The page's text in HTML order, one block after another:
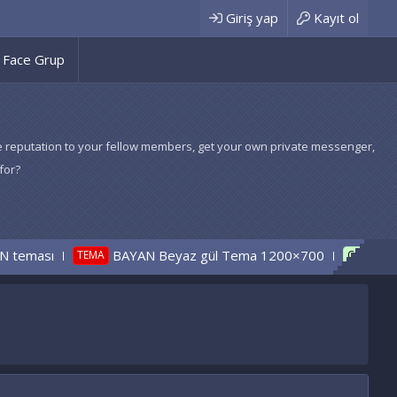
Giriş yap Kayıt ol
Face Grup
to your fellow members, get your own private messenger,
Beyaz gül Tema 1200×700 CÖZÜLDÜ ÜÇ ADET TEMA